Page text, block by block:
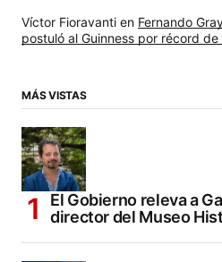
Víctor Fioravanti en Fernando
postuló al Guinness por récord
MÁS VISTAS
El Gobierno releva a
director del Museo